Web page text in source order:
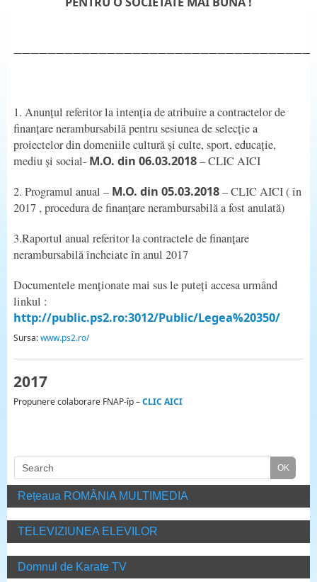
1. Anunțul referitor la intenția de atribuire a contractelor de
finanțare nerambursabilă pentru sesiunea de selecție a
proiectelor din domeniile cultură și culte, sport, educație,
mediu și social- M.O. din 06.03.2018– CLIC AICI
2. Programul anual –M.O. din 05.03.2018– CLIC AICI ( în
2017 , procedura de finanțare nerambursabilă a fost anulată)
3.Raportul anual referitor la contractele de finanțare
nerambursabilă încheiate în anul 2017
Documentele menționate mai sus le puteți accesa urmând
linkul :
http://public.ps2.ro:3012/Public/Legea%20350/
Sursa:www.ps2.ro/
2017
Propunere colaborare FNAP-îp –CLIC AICI
Rețeaua ROMÂNIA MULTIMEDIA
TELEVIZIUNEA ELEVILOR
Domnul de Karate TV